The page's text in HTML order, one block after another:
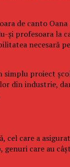
de canto Oana
profesoara la
necesară
simplu proiect
din industrie,
care a
care au